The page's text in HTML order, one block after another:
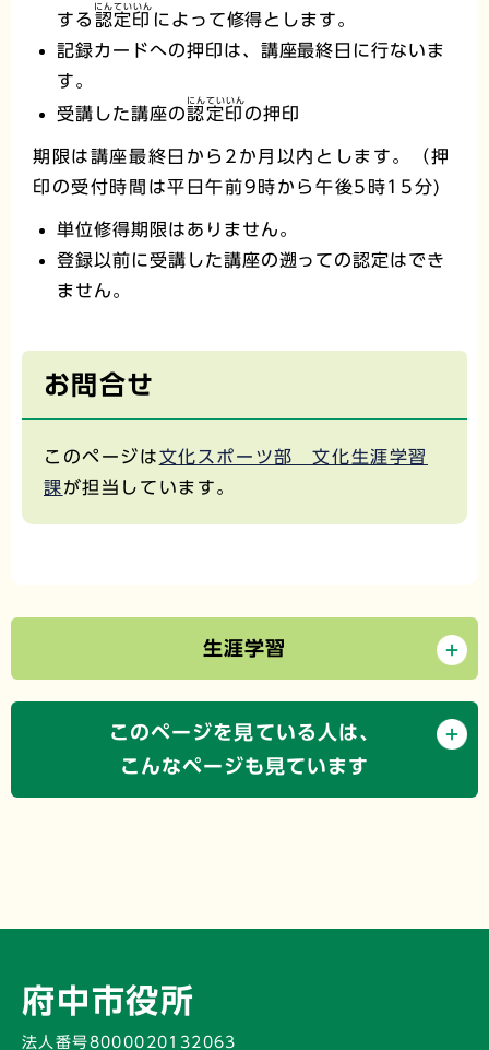
する 認定印
にんていいん
によって修得とします。
記録カードへの押印は、講座最終日に行ないま
す。
受講した講座の認定印
にんていいん
の押印
期限は講座最終日から2か月以内とします。（押
印の受付時間は平日午前9時から午後5時15分)
単位修得期限はありません。
登録以前に受講した講座の遡っての認定はでき
ません。
お問合せ
このページは文化スポーツ部 文化生涯学習
課が担当しています。
生涯学習
このページを見ている人は、
こんなページも見ています
府中市役所
法人番号8000020132063